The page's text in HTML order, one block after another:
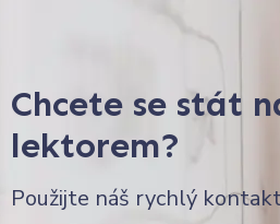
Chcete se stát
lektorem?
Použijte náš rychlý